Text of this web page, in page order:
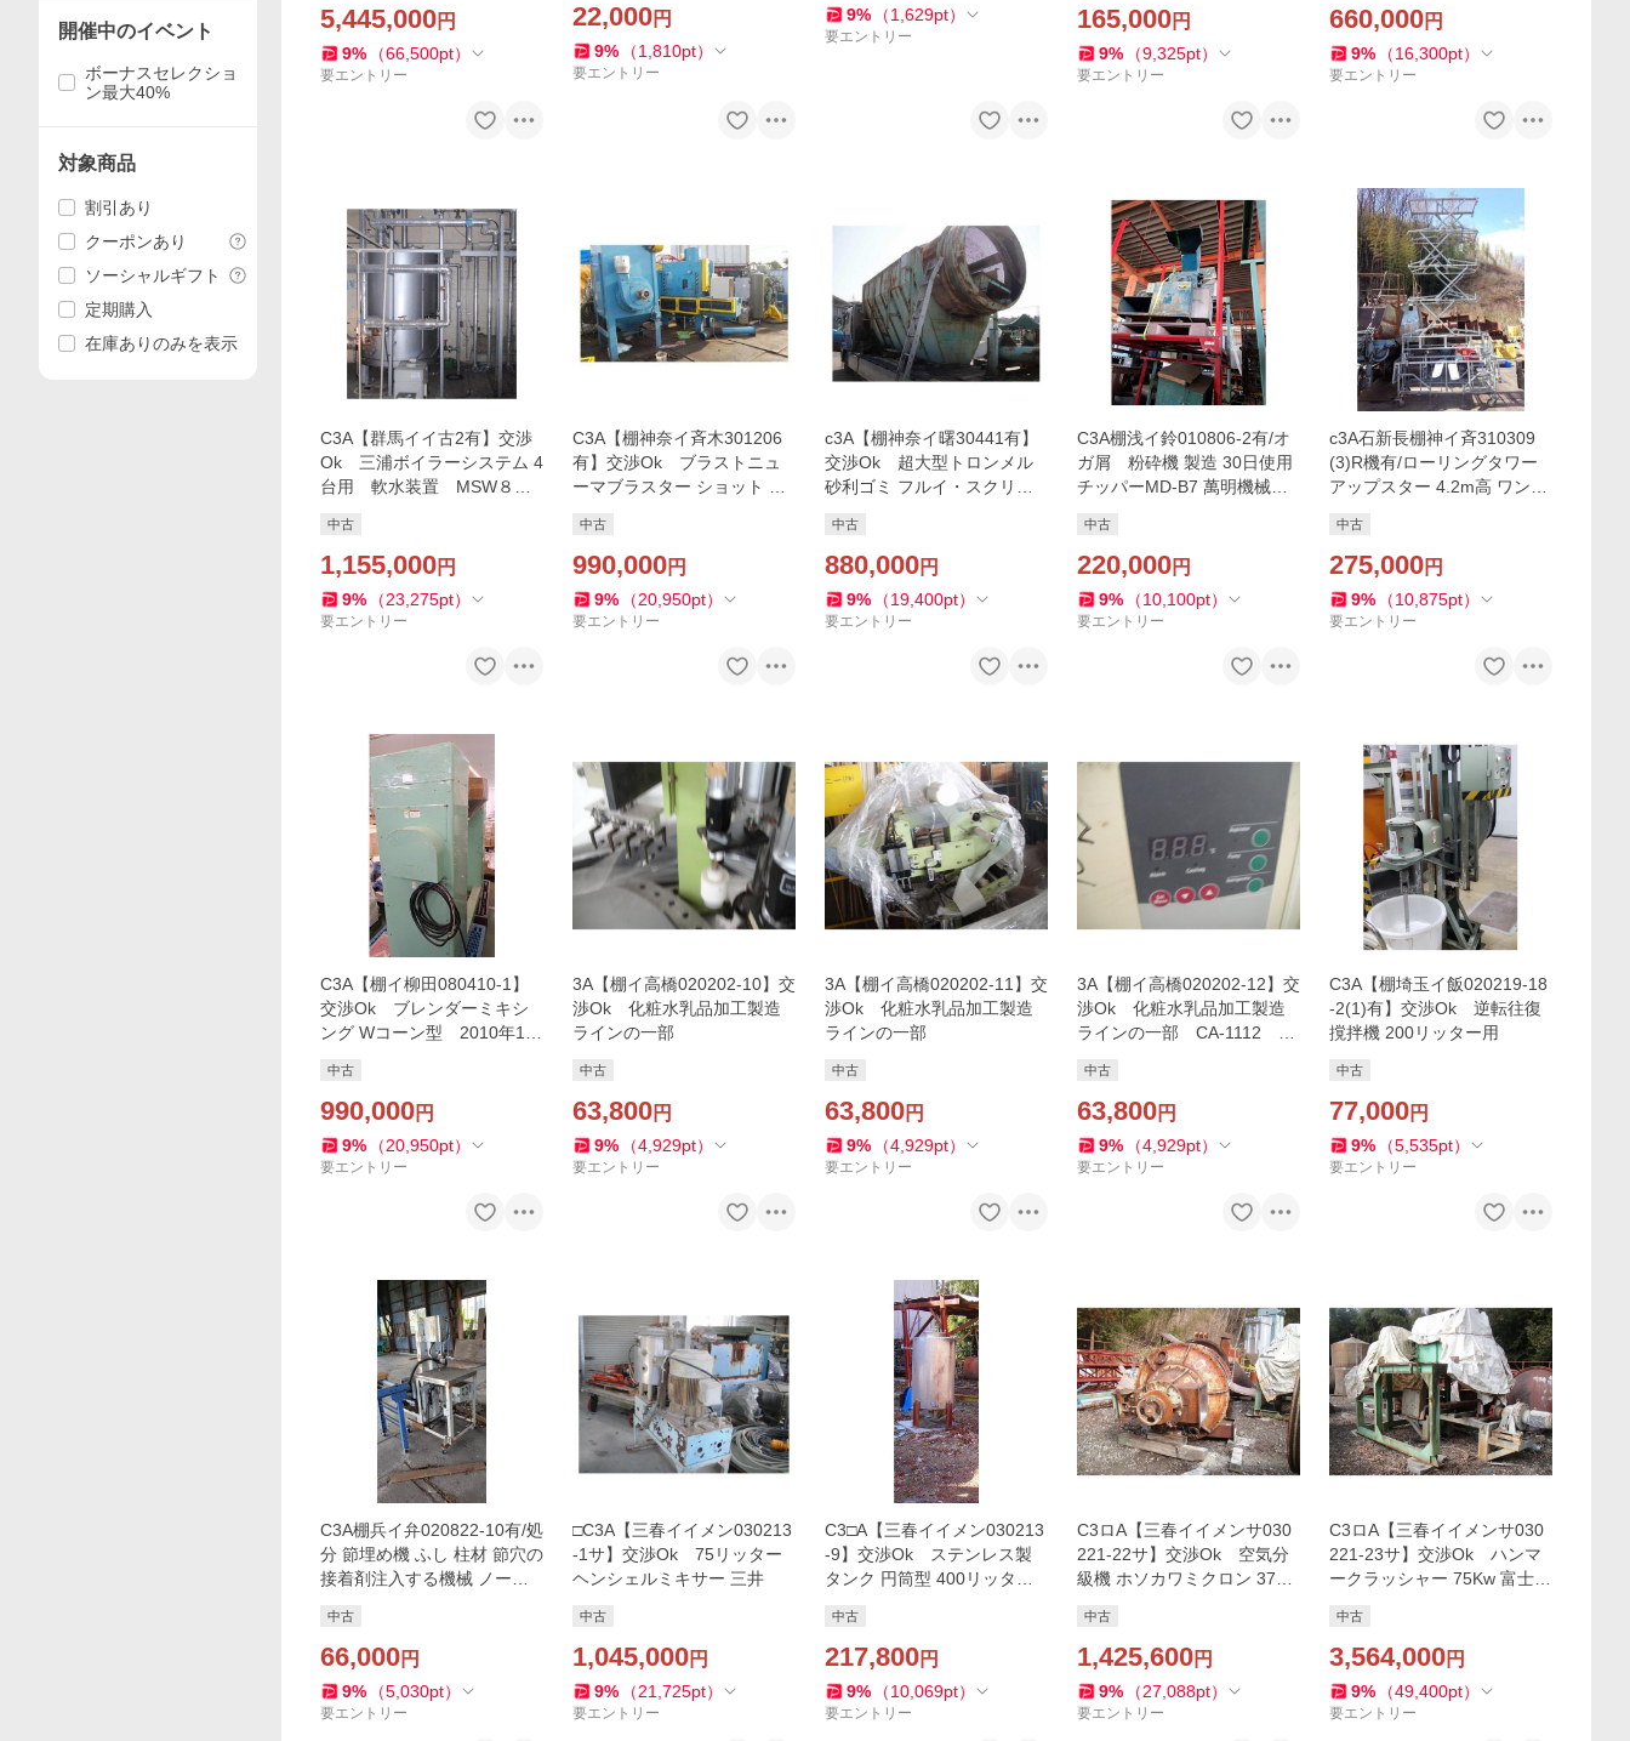
5,445,000円
9% （66,500pt）
要エントリー
サビ有り
22,000円
9% （1,810pt）
要エントリー
品未使用・箱汚れ有
9% （1,629pt）
要エントリー
165,000円
9% （9,325pt）
要エントリー
660,000円
9% （16,300pt）
要エントリー
C3A【群馬イイ古2有】交渉
Ok 三浦ボイラーシステム 4
台用 軟水装置 MSW８０
済み バラ売り可能
中古
1,155,000円
9% （23,275pt）
要エントリー
C3A【棚神奈イ斉木301206
有】交渉Ok ブラストニュ
ーマブラスター ショット バ
作所 P-60-6YKW-TJ-NUS41
2
中古
990,000円
9% （20,950pt）
要エントリー
c3A【棚神奈イ曙30441有】
交渉Ok 超大型トロンメル
砂利ゴミ フルイ・スクリー
中古
880,000円
9% （19,400pt）
要エントリー
C3A棚浅イ鈴010806-2有/オ
ガ屑 粉砕機 製造 30日使用
チッパーMD-B7 萬明機械工
m高27cm 1999年7月製
中古
220,000円
9% （10,100pt）
要エントリー
c3A石新長棚神イ斉310309
(3)R機有/ローリングタワー
アップスター 4.2m高 ワンタ
kg 巾59cm 長1.5m
中古
275,000円
9% （10,875pt）
要エントリー
C3A【棚イ柳田080410-1】
交渉Ok ブレンダーミキシ
ング Wコーン型 2010年12
Uコーポレーション
中古
990,000円
9% （20,950pt）
要エントリー
3A【棚イ高橋020202-10】交
渉Ok 化粧水乳品加工製造
ラインの一部
中古
63,800円
9% （4,929pt）
要エントリー
3A【棚イ高橋020202-11】交
渉Ok 化粧水乳品加工製造
ラインの一部
中古
63,800円
9% （4,929pt）
要エントリー
3A【棚イ高橋020202-12】交
渉Ok 化粧水乳品加工製造
ラインの一部 CA-1112 冷
中古
63,800円
9% （4,929pt）
要エントリー
C3A【棚埼玉イ飯020219-18
-2(1)有】交渉Ok 逆転往復
撹拌機 200リッター用
中古
77,000円
9% （5,535pt）
要エントリー
C3A棚兵イ弁020822-10有/処
分 節埋め機 ふし 柱材 節穴の
接着剤注入する機械 ノード
売で有ります 木工
中古
66,000円
9% （5,030pt）
要エントリー
□C3A【三春イイメン030213
-1サ】交渉Ok 75リッター
ヘンシェルミキサー 三井
中古
1,045,000円
9% （21,725pt）
要エントリー
C3□A【三春イイメン030213
-9】交渉Ok ステンレス製
タンク 円筒型 400リッター
中古
217,800円
9% （10,069pt）
要エントリー
C3ロA【三春イイメンサ030
221-22サ】交渉Ok 空気分
級機 ホソカワミクロン 37Kw
中古
1,425,600円
9% （27,088pt）
要エントリー
C3ロA【三春イイメンサ030
221-23サ】交渉Ok ハンマ
ークラッシャー 75Kw 富士精
中古
3,564,000円
9% （49,400pt）
要エントリー
開催中のイベント
ボーナスセレクショ
ン最大40%
対象商品
割引あり
クーポンあり
ソーシャルギフト
定期購入
在庫ありのみを表示